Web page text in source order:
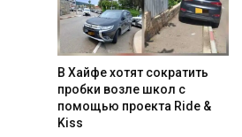
Искать
В Хайфе хотят сократить
пробки возле школ с
помощью проекта Ride &
Kiss